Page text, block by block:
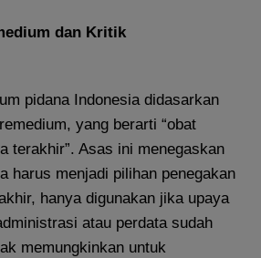
dan Kritik
pidana Indonesia didasarkan
yang berarti “obat
terakhir”. Asas ini menegaskan
harus menjadi pilihan penegakan
hanya digunakan jika upaya
atau perdata sudah
memungkinkan untuk